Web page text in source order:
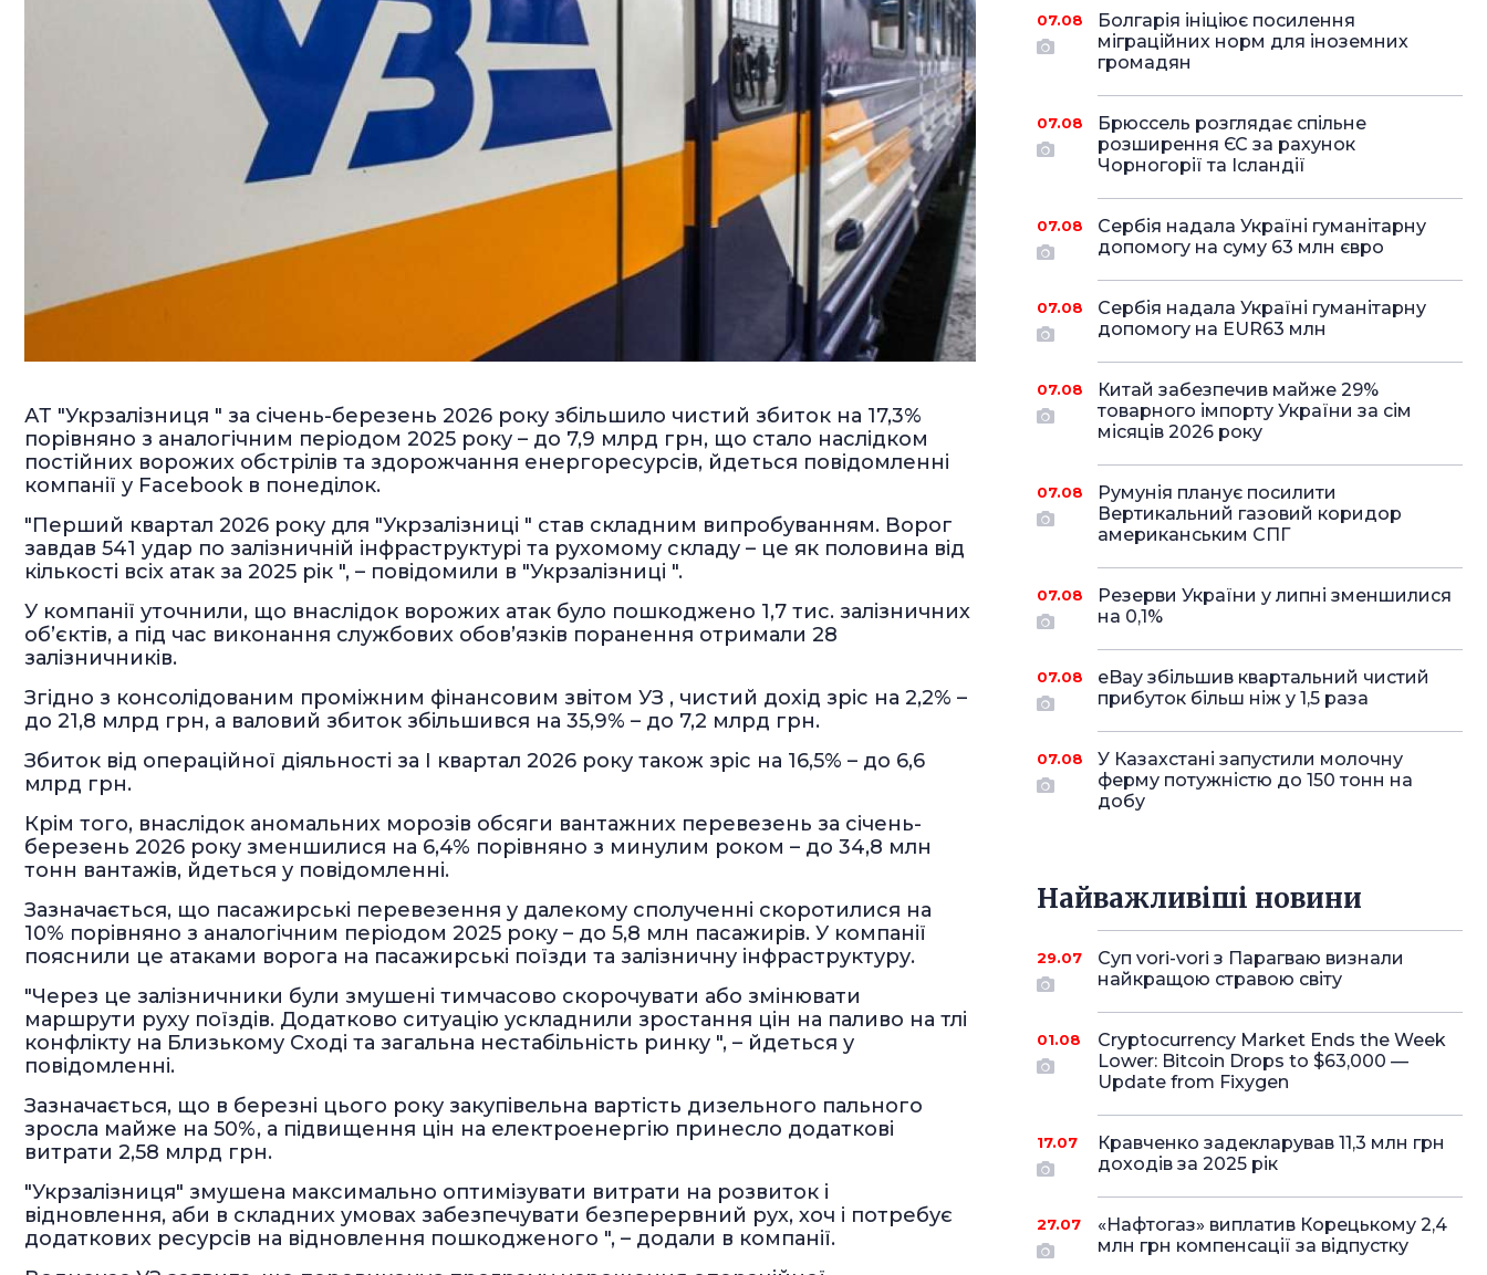
АТ "Укрзалізниця " за січень-березень 2026 року збільшило чистий збиток на 17,3%
порівняно з аналогічним періодом 2025 року – до 7,9 млрд грн, що стало наслідком
постійних ворожих обстрілів та здорожчання енергоресурсів, йдеться повідомленні
компанії у Facebook в понеділок.
"Перший квартал 2026 року для "Укрзалізниці " став складним випробуванням. Ворог
завдав 541 удар по залізничній інфраструктурі та рухомому складу – це як половина від
кількості всіх атак за 2025 рік ", – повідомили в "Укрзалізниці ".
У компанії уточнили, що внаслідок ворожих атак було пошкоджено 1,7 тис. залізничних
об’єктів, а під час виконання службових обов’язків поранення отримали 28
залізничників.
Згідно з консолідованим проміжним фінансовим звітом УЗ , чистий дохід зріс на 2,2% –
до 21,8 млрд грн, а валовий збиток збільшився на 35,9% – до 7,2 млрд грн.
Збиток від операційної діяльності за І квартал 2026 року також зріс на 16,5% – до 6,6
млрд грн.
Крім того, внаслідок аномальних морозів обсяги вантажних перевезень за січень-
березень 2026 року зменшилися на 6,4% порівняно з минулим роком – до 34,8 млн
тонн вантажів, йдеться у повідомленні.
Зазначається, що пасажирські перевезення у далекому сполученні скоротилися на
10% порівняно з аналогічним періодом 2025 року – до 5,8 млн пасажирів. У компанії
пояснили це атаками ворога на пасажирські поїзди та залізничну інфраструктуру.
"Через це залізничники були змушені тимчасово скорочувати або змінювати
маршрути руху поїздів. Додатково ситуацію ускладнили зростання цін на паливо на тлі
конфлікту на Близькому Сході та загальна нестабільність ринку ", – йдеться у
повідомленні.
Зазначається, що в березні цього року закупівельна вартість дизельного пального
зросла майже на 50%, а підвищення цін на електроенергію принесло додаткові
витрати 2,58 млрд грн.
"Укрзалізниця" змушена максимально оптимізувати витрати на розвиток і
відновлення, аби в складних умовах забезпечувати безперервний рух, хоч і потребує
додаткових ресурсів на відновлення пошкодженого ", – додали в компанії.
07.08
Болгарія ініціює посилення
міграційних норм для іноземних
громадян
07.08
Брюссель розглядає спільне
розширення ЄС за рахунок
Чорногорії та Ісландії
07.08
Сербія надала Україні гуманітарну
допомогу на суму 63 млн євро
07.08
Сербія надала Україні гуманітарну
допомогу на EUR63 млн
07.08
Китай забезпечив майже 29%
товарного імпорту України за сім
місяців 2026 року
07.08
Румунія планує посилити
Вертикальний газовий коридор
американським СПГ
07.08
Резерви України у липні зменшилися
на 0,1%
07.08
eBay збільшив квартальний чистий
прибуток більш ніж у 1,5 раза
07.08
У Казахстані запустили молочну
ферму потужністю до 150 тонн на
добу
Найважливіші новини
29.07
Суп vori-vori з Парагваю визнали
найкращою стравою світу
01.08
Cryptocurrency Market Ends the Week
Lower: Bitcoin Drops to $63,000 —
Update from Fixygen
17.07
Кравченко задекларував 11,3 млн грн
доходів за 2025 рік
27.07
«Нафтогаз» виплатив Корецькому 2,4
млн грн компенсації за відпустку